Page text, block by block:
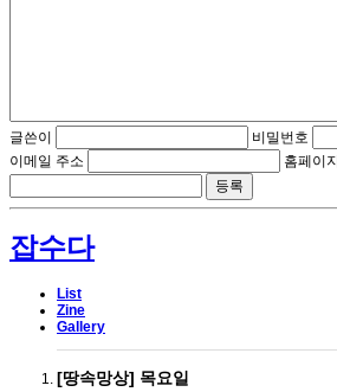
글쓴이
비밀번호
이메일 주소
홈페이지
잡수다
List
Zine
Gallery
[땅속망상] 목요일